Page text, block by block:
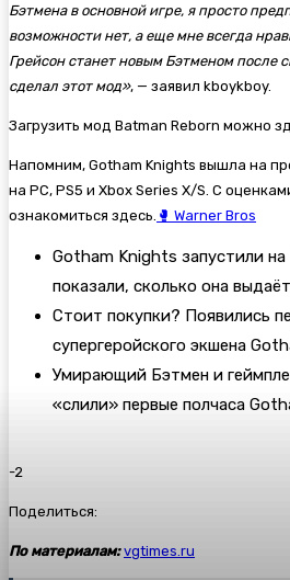
Бэтмена в основной игре, я просто
возможности нет, а еще мне всегда
Грейсон станет новым Бэтменом после
сделал этот мод», — заявил kboykboy.
Загрузить мод Batman Reborn можно
Напомним, Gotham Knights вышла на
на PC, PS5 и Xbox Series X/S. С
ознакомиться здесь. 🥊 Warner Bros
Gotham Knights запустили
показали, сколько она
Стоит покупки? Появились
супергеройского экшена
Умирающий Бэтмен и
«слили» первые полчаса
-2
Поделиться:
По материалам: vgtimes.ru